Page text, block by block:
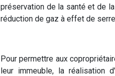
préservation de la santé et de
réduction de gaz à effet de
Pour permettre aux
leur immeuble, la réalisation